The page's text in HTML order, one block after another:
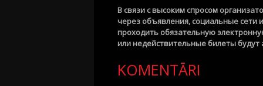
В связи с высоким спросом
через объявления, социальные сети
проходить обязательную
или недействительные билеты
KOMENTĀRI